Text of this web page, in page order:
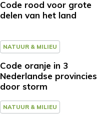
Code rood voor grote
delen van het land
NATUUR & MILIEU
Code oranje in 3
Nederlandse provincies
door storm
NATUUR & MILIEU